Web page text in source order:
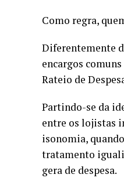
Como regra,
Diferentemente
encargos
Rateio de
Partindo-se da
entre os lojistas
isonomia,
tratamento
gera de despesa.